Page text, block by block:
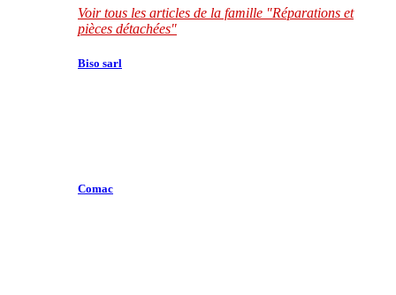
Voir tous les articles de la famille "Réparations et
pièces détachées"
Biso sarl
Comac